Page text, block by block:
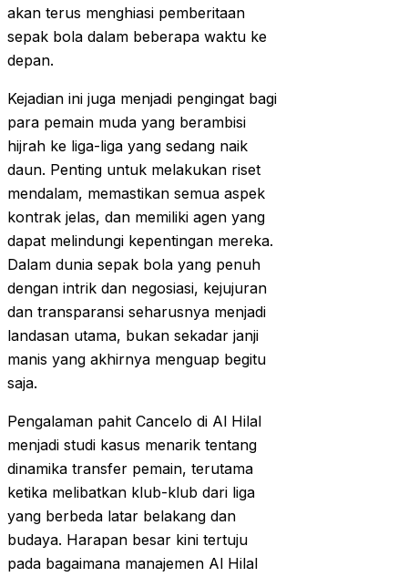
akan terus menghiasi pemberitaan
sepak bola dalam beberapa waktu ke
depan.
Kejadian ini juga menjadi pengingat bagi
para pemain muda yang berambisi
hijrah ke liga-liga yang sedang naik
daun. Penting untuk melakukan riset
mendalam, memastikan semua aspek
kontrak jelas, dan memiliki agen yang
dapat melindungi kepentingan mereka.
Dalam dunia sepak bola yang penuh
dengan intrik dan negosiasi, kejujuran
dan transparansi seharusnya menjadi
landasan utama, bukan sekadar janji
manis yang akhirnya menguap begitu
saja.
Pengalaman pahit Cancelo di Al Hilal
menjadi studi kasus menarik tentang
dinamika transfer pemain, terutama
ketika melibatkan klub-klub dari liga
yang berbeda latar belakang dan
budaya. Harapan besar kini tertuju
pada bagaimana manajemen Al Hilal